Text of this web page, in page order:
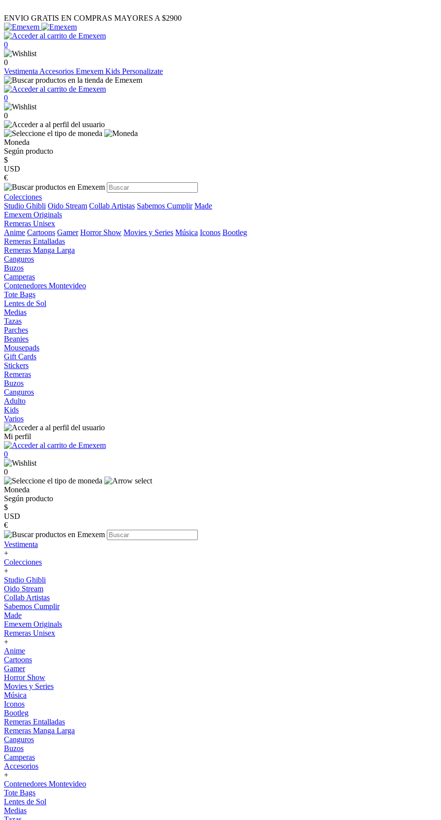
ENVIO GRATIS EN COMPRAS MAYORES A $2900
0
0
Vestimenta Accesorios Emexem Kids Personalizate
0
0
Moneda
Según producto
$
USD
€
Colecciones
Studio Ghibli Oido Stream Collab Artistas Sabemos Cumplir Made
Emexem Originals
Remeras Unisex
Anime Cartoons Gamer Horror Show Movies y Series Música Iconos Bootleg
Remeras Entalladas
Remeras Manga Larga
Canguros
Buzos
Camperas
Contenedores Montevideo
Tote Bags
Lentes de Sol
Medias
Tazas
Parches
Beanies
Mousepads
Gift Cards
Stickers
Remeras
Buzos
Canguros
Adulto
Kids
Varios
Mi perfil
0
0
Moneda
Según producto
$
USD
€
Vestimenta
+
Colecciones
+
Studio Ghibli
Oido Stream
Collab Artistas
Sabemos Cumplir
Made
Emexem Originals
Remeras Unisex
+
Anime
Cartoons
Gamer
Horror Show
Movies y Series
Música
Iconos
Bootleg
Remeras Entalladas
Remeras Manga Larga
Canguros
Buzos
Camperas
Accesorios
+
Contenedores Montevideo
Tote Bags
Lentes de Sol
Medias